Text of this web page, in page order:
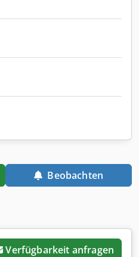
Beobachten
Verfügbarkeit anfragen